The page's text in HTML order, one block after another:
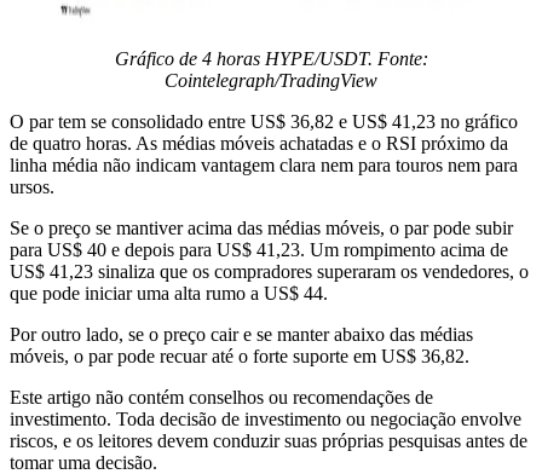
Gráfico de 4 horas HYPE/USDT. Fonte:
Cointelegraph/TradingView
O par tem se consolidado entre US$ 36,82 e US$ 41,23 no gráfico
de quatro horas. As médias móveis achatadas e o RSI próximo da
linha média não indicam vantagem clara nem para touros nem para
ursos.
Se o preço se mantiver acima das médias móveis, o par pode subir
para US$ 40 e depois para US$ 41,23. Um rompimento acima de
US$ 41,23 sinaliza que os compradores superaram os vendedores, o
que pode iniciar uma alta rumo a US$ 44.
Por outro lado, se o preço cair e se manter abaixo das médias
móveis, o par pode recuar até o forte suporte em US$ 36,82.
Este artigo não contém conselhos ou recomendações de
investimento. Toda decisão de investimento ou negociação envolve
riscos, e os leitores devem conduzir suas próprias pesquisas antes de
tomar uma decisão.